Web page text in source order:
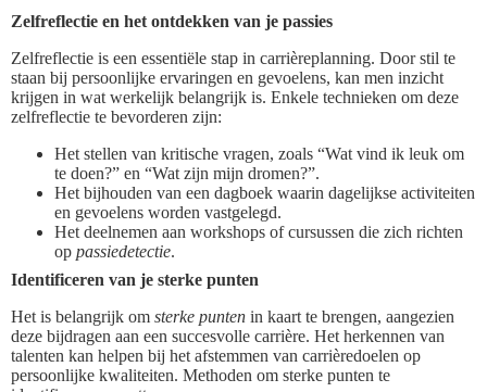
Zelfreflectie en het ontdekken van je passies
Zelfreflectie is een essentiële stap in carrièreplanning. Door stil te
staan bij persoonlijke ervaringen en gevoelens, kan men inzicht
krijgen in wat werkelijk belangrijk is. Enkele technieken om deze
zelfreflectie te bevorderen zijn:
Het stellen van kritische vragen, zoals “Wat vind ik leuk om
te doen?” en “Wat zijn mijn dromen?”.
Het bijhouden van een dagboek waarin dagelijkse activiteiten
en gevoelens worden vastgelegd.
Het deelnemen aan workshops of cursussen die zich richten
op passiedetectie.
Identificeren van je sterke punten
Het is belangrijk om sterke punten in kaart te brengen, aangezien
deze bijdragen aan een succesvolle carrière. Het herkennen van
talenten kan helpen bij het afstemmen van carrièredoelen op
persoonlijke kwaliteiten. Methoden om sterke punten te